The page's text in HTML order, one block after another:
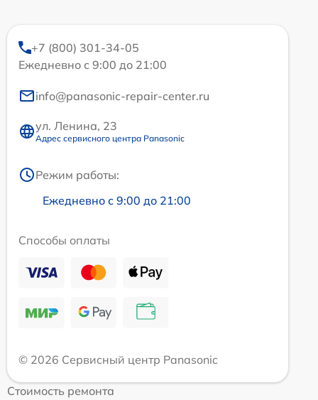
+7 (800) 301-34-05
Ежедневно с 9:00 до 21:00
info@panasonic-repair-center.ru
ул. Ленина, 23
Адрес сервисного центра Panasonic
Режим работы:
Ежедневно с 9:00 до 21:00
Способы оплаты
© 2026 Сервисный центр Panasonic
Стоимость ремонта